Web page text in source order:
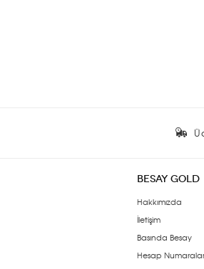
BESAY GOLD
Hakkımızda
İletişim
Basında Besay
Hesap